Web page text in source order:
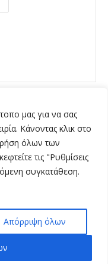
μας για να σας
Κάνοντας κλικ στο
όλων των
τις "Ρυθμίσεις
συγκατάθεση.
Απόρριψη όλων
| Κατασκευή